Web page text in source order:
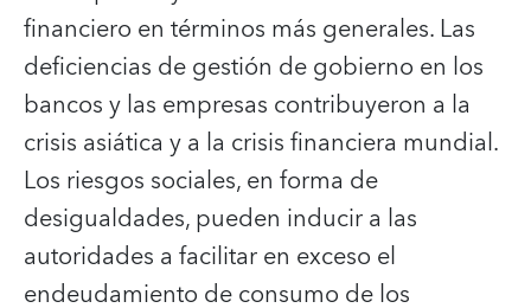
financiero en términos más generales. Las
deficiencias de gestión de gobierno en los
bancos y las empresas contribuyeron a la
crisis asiática y a la crisis financiera mundial.
Los riesgos sociales, en forma de
desigualdades, pueden inducir a las
autoridades a facilitar en exceso el
endeudamiento de consumo de los